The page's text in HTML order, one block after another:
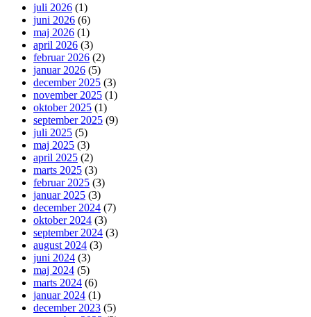
juli 2026 (1)
juni 2026 (6)
maj 2026 (1)
april 2026 (3)
februar 2026 (2)
januar 2026 (5)
december 2025 (3)
november 2025 (1)
oktober 2025 (1)
september 2025 (9)
juli 2025 (5)
maj 2025 (3)
april 2025 (2)
marts 2025 (3)
februar 2025 (3)
januar 2025 (3)
december 2024 (7)
oktober 2024 (3)
september 2024 (3)
august 2024 (3)
juni 2024 (3)
maj 2024 (5)
marts 2024 (6)
januar 2024 (1)
december 2023 (5)